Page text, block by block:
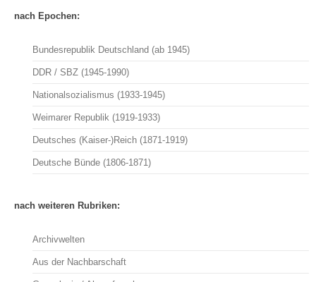
nach Epochen:
Bundesrepublik Deutschland (ab 1945)
DDR / SBZ (1945-1990)
Nationalsozialismus (1933-1945)
Weimarer Republik (1919-1933)
Deutsches (Kaiser-)Reich (1871-1919)
Deutsche Bünde (1806-1871)
nach weiteren Rubriken:
Archivwelten
Aus der Nachbarschaft